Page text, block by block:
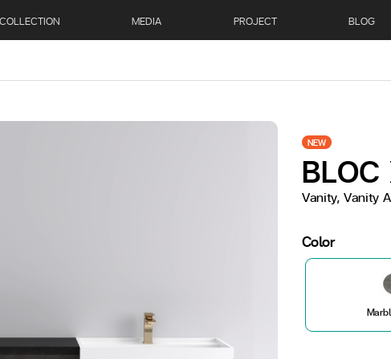
COLLECTION MEDIA PROJECT BLOG
NEW
Vanity, Vanity
Color